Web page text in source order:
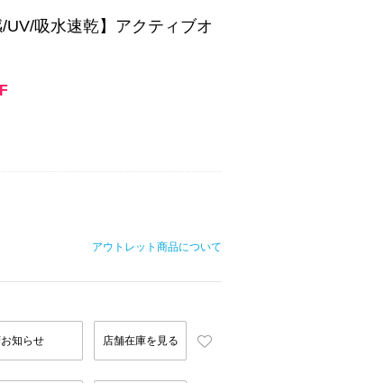
UV/吸水速乾】アクティブオ
アウトレット商品について
知らせ 店舗在庫を見る